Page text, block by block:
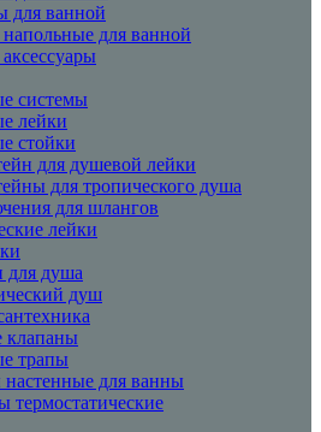
для ванной
для ванной
системы
лейки
стойки
для душевой лейки
для тропического душа
для шлангов
лейки
душа
душ
клапаны
трапы
для ванны
термостатические